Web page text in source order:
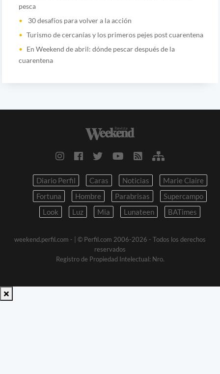
pesca
30 desafíos para volver a la acción
Turismo de cercanías y los primeros pejes post cuarentena
En Weekend de abril: dónde pescar después de la
cuarentena
Diario Perfil Caras Noticias
Marie Claire
Fortuna
Hombre Parabrisas
Supercampo
Look
Luz Mia Lunateen BATimes
weekend.perfil.com -
| © Perfil.com 2006-2026 - Todos los derechos
reservados
Registro de Propiedad Intelectual: Nro.